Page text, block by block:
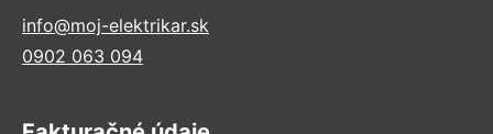
info@moj-elektrikar.sk
0902 063 094